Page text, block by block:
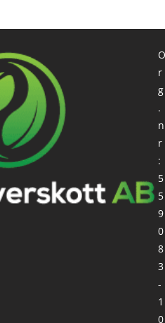
O
r
g
.
n
r
:
5
5
9
0
8
3
-
1
0